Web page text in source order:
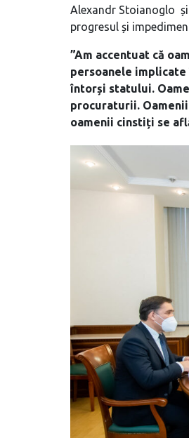
Alexandr Stoianoglo
progresul și
”Am accentuat că
persoanele
întorși statului.
procuraturii.
oamenii cinstiți se